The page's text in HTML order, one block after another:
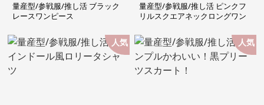
量産型/参戦服/推し活 ブラック
レースワンピース
量産型/参戦服/推し活 ピンクフ
リルスクエアネックロングワン
人気 人気